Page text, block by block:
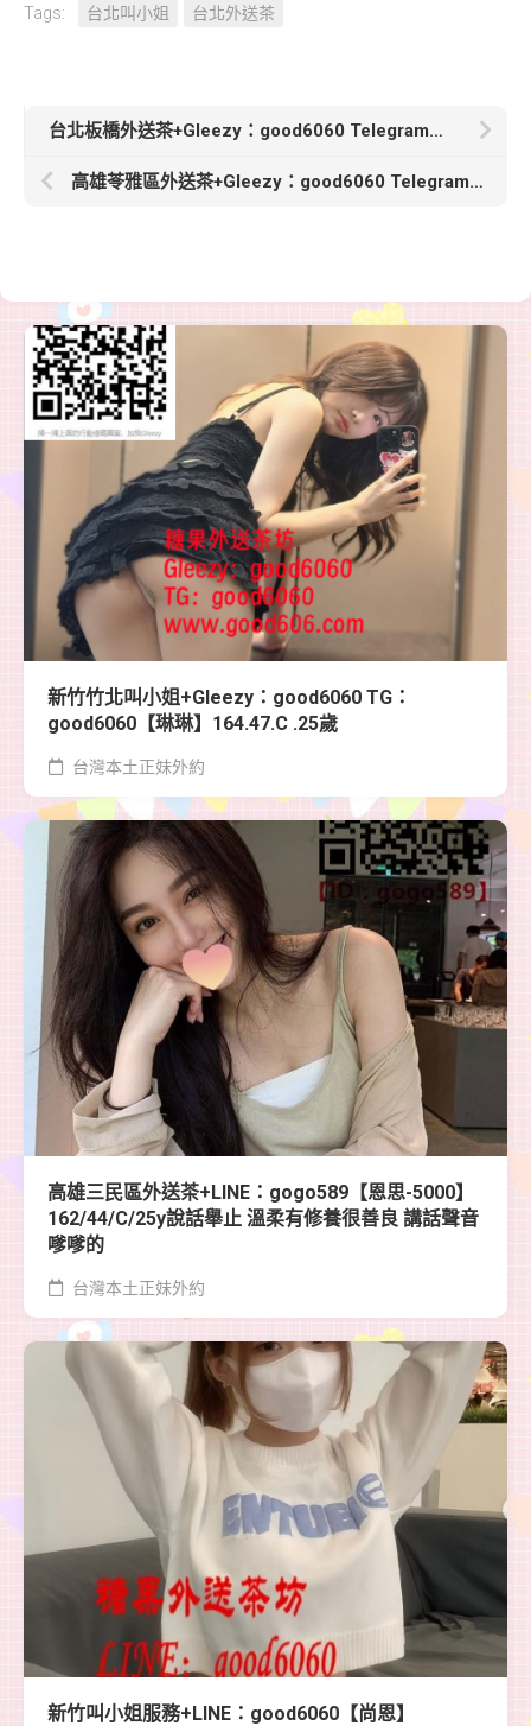
Tags: 台北叫小姐 台北外送茶
台北板橋外送茶+Gleezy：good6060 Telegram：good6060【語柔】165 48 E 24歲白嫩大奶有女友感也有小蕩婦的潛力
高雄苓雅區外送茶+Gleezy：good6060 Telegram：good6060【多汁-3500】162-C-27歲-45kg少婦的激情 無法抵擋
新竹竹北叫小姐+Gleezy：good6060 TG：
good6060【琳琳】164.47.C .25歲
台灣本土正妹外約
高雄三民區外送茶+LINE：gogo589【恩思-5000】
162/44/C/25y說話舉止 溫柔有修養很善良 講話聲音
嗲嗲的
台灣本土正妹外約
新竹叫小姐服務+LINE：good6060【尚恩】